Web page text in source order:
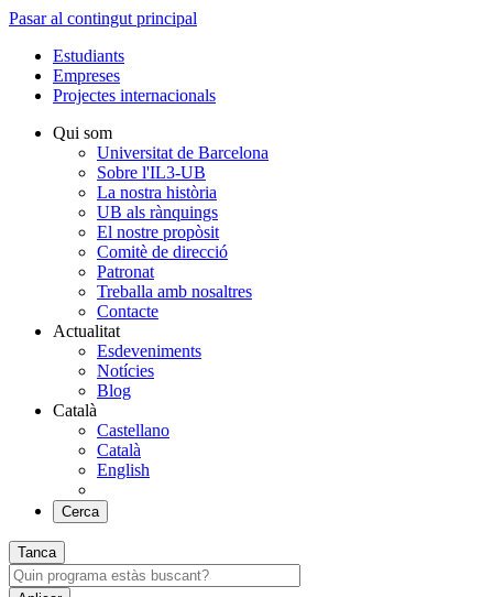
Pasar al contingut principal
Estudiants
Empreses
Projectes internacionals
Qui som
Universitat de Barcelona
Sobre l'IL3-UB
La nostra història
UB als rànquings
El nostre propòsit
Comitè de direcció
Patronat
Treballa amb nosaltres
Contacte
Actualitat
Esdeveniments
Notícies
Blog
Català
Castellano
Català
English
Cerca
Tanca